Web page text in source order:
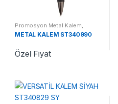
Promosyon Metal Kalem,
Promosyon Kalemler
METAL KALEM ST340990
Özel Fiyat